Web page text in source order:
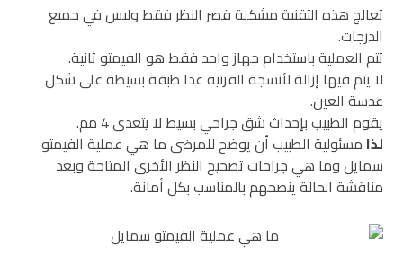
تعالج هذه التقنية مشكلة قصر النظر فقط وليس في جميع
الدرجات.
تتم العملية باستخدام جهاز واحد فقط هو الفيمتو ثانية.
لا يتم فيها إزالة لأنسجة القرنية عدا طبقة بسيطة على شكل
عدسة العين.
يقوم الطبيب بإحداث شق جراحي بسيط لا يتعدى 4 مم.
لذا مسئولية الطبيب أن يوضح للمرضى ما هي عملية الفيمتو
سمايل وما هي جراحات تصحيح النظر الأخرى المتاحة وبعد
مناقشة الحالة ينصحهم بالمناسب بكل أمانة.